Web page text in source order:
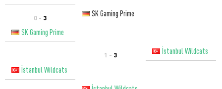
0 - 3
SK Gaming Prime
SK Gaming Prime
1 - 3
İstanbul Wildcats
İstanbul Wildcats